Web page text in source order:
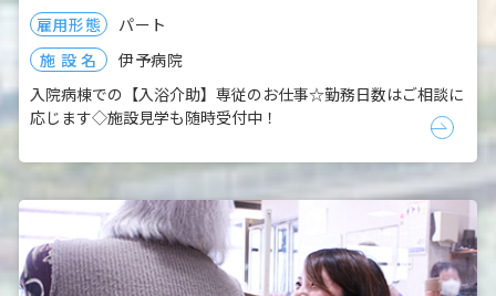
雇用形態
パート
施 設 名
伊予病院
入院病棟での【入浴介助】専従のお仕事☆勤務日数はご相談に
応じます◇施設見学も随時受付中！